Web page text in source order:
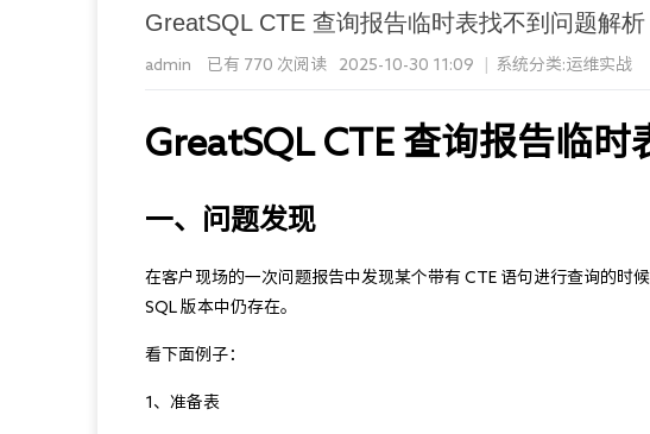
GreatSQL CTE 查询报告临时表找不到问题解析
admin 已有 770 次阅读 2025-10-30 11:09 系统分类:运维实战
GreatSQL CTE 查询报告临时
一、问题发现
在客户现场的一次问题报告中发现某个带有 CTE 语句进行查询的时
SQL 版本中仍存在。
看下面例子：
1、准备表